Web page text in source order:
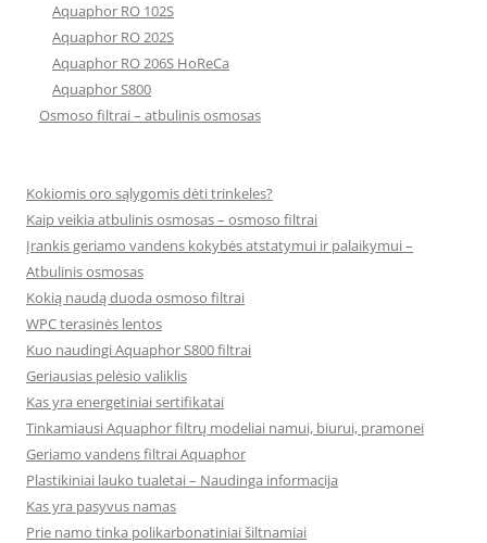
Aquaphor RO 102S
Aquaphor RO 202S
Aquaphor RO 206S HoReCa
Aquaphor S800
Osmoso filtrai – atbulinis osmosas
Kokiomis oro sąlygomis dėti trinkeles?
Kaip veikia atbulinis osmosas – osmoso filtrai
Įrankis geriamo vandens kokybės atstatymui ir palaikymui –
Atbulinis osmosas
Kokią naudą duoda osmoso filtrai
WPC terasinės lentos
Kuo naudingi Aquaphor S800 filtrai
Geriausias pelėsio valiklis
Kas yra energetiniai sertifikatai
Tinkamiausi Aquaphor filtrų modeliai namui, biurui, pramonei
Geriamo vandens filtrai Aquaphor
Plastikiniai lauko tualetai – Naudinga informacija
Kas yra pasyvus namas
Prie namo tinka polikarbonatiniai šiltnamiai